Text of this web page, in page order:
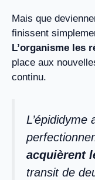
Mais que
finissent
L’organisme les
place aux
continu.
acquièrent
transit de